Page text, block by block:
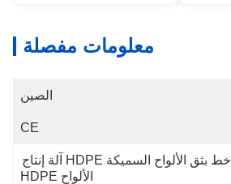
معلومات مفصلة
الصين
CE
خط بثق الألواح السميكة HDPE آلة إنتاج
الألواح HDPE